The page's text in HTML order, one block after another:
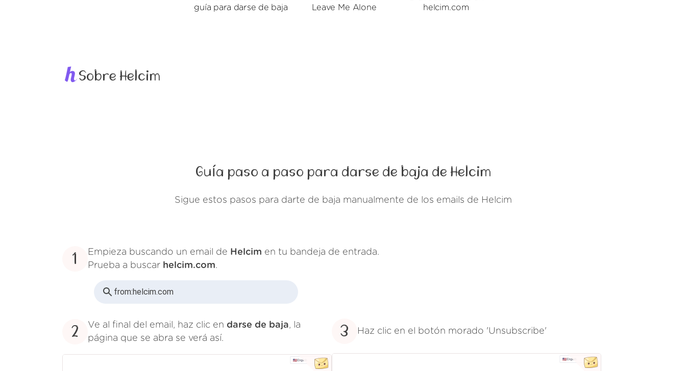
guía para darse de baja
Leave Me Alone
helcim.com
Sobre Helcim
Guía paso a paso para darse de baja de Helcim
Sigue estos pasos para darte de baja manualmente de los emails de Helcim
1 Empieza buscando un email de Helcim en tu bandeja de entrada.
Prueba a buscar helcim.com.
from:helcim.com
2 Ve al final del email, haz clic en darse de baja, la
página que se abra se verá así.
3 Haz clic en el botón morado 'Unsubscribe'